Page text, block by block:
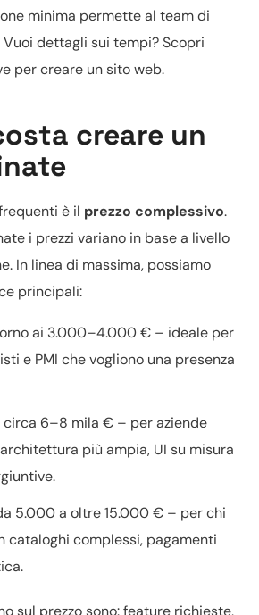
minima permette al team di
dettagli sui tempi? Scopri
per creare un sito web.
creare un
è il prezzo complessivo.
i prezzi variano in base a livello
In linea di massima, possiamo
principali:
ai 3.000–4.000 € – ideale per
e PMI che vogliono una presenza
circa 6–8 mila € – per aziende
più ampia, UI su misura
5.000 a oltre 15.000 € – per chi
cataloghi complessi, pagamenti
sul prezzo sono: feature richieste,